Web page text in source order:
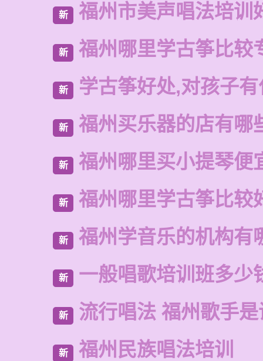
新 福州市美声唱法培训
新 福州哪里学古筝比较
新 学古筝好处,对孩子
新 福州买乐器的店有哪
新 福州哪里买小提琴便
新 福州哪里学古筝比较
新 福州学音乐的机构有
新 一般唱歌培训班多少
新 流行唱法 福州歌手是
新 福州民族唱法培训